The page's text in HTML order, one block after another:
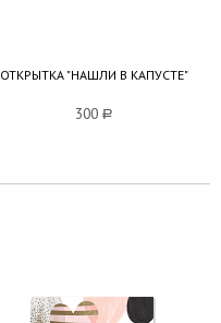
ОТКРЫТКА "НАШЛИ В КАПУСТЕ"
300 a